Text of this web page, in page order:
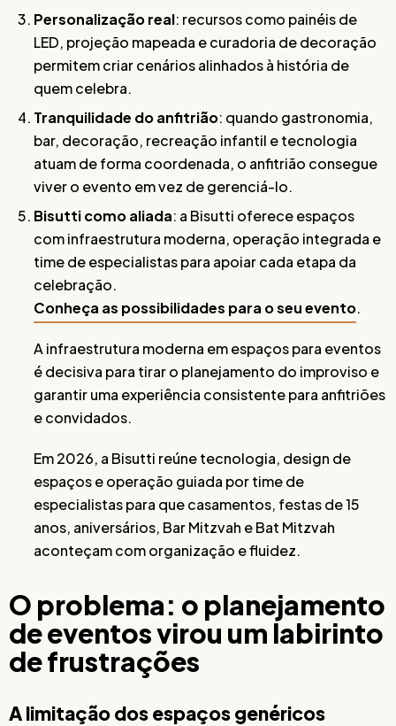
Personalização real: recursos como painéis de
LED, projeção mapeada e curadoria de decoração
permitem criar cenários alinhados à história de
quem celebra.
Tranquilidade do anfitrião: quando gastronomia,
bar, decoração, recreação infantil e tecnologia
atuam de forma coordenada, o anfitrião consegue
viver o evento em vez de gerenciá-lo.
Bisutti como aliada: a Bisutti oferece espaços
com infraestrutura moderna, operação integrada e
time de especialistas para apoiar cada etapa da
celebração.
Conheça as possibilidades para o seu evento.
A infraestrutura moderna em espaços para eventos
é decisiva para tirar o planejamento do improviso e
garantir uma experiência consistente para anfitriões
e convidados.
Em 2026, a Bisutti reúne tecnologia, design de
espaços e operação guiada por time de
especialistas para que casamentos, festas de 15
anos, aniversários, Bar Mitzvah e Bat Mitzvah
aconteçam com organização e fluidez.
O problema: o planejamento
de eventos virou um labirinto
de frustrações
A limitação dos espaços genéricos